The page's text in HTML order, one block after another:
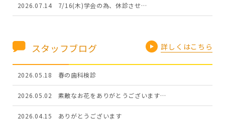
2026.07.14 7/16(木)学会の為、休診させ…
スタッフブログ
2026.05.18 春の歯科検診
2026.05.02 素敵なお花をありがとうございます…
2026.04.15 ありがとうございます
詳しくはこちら